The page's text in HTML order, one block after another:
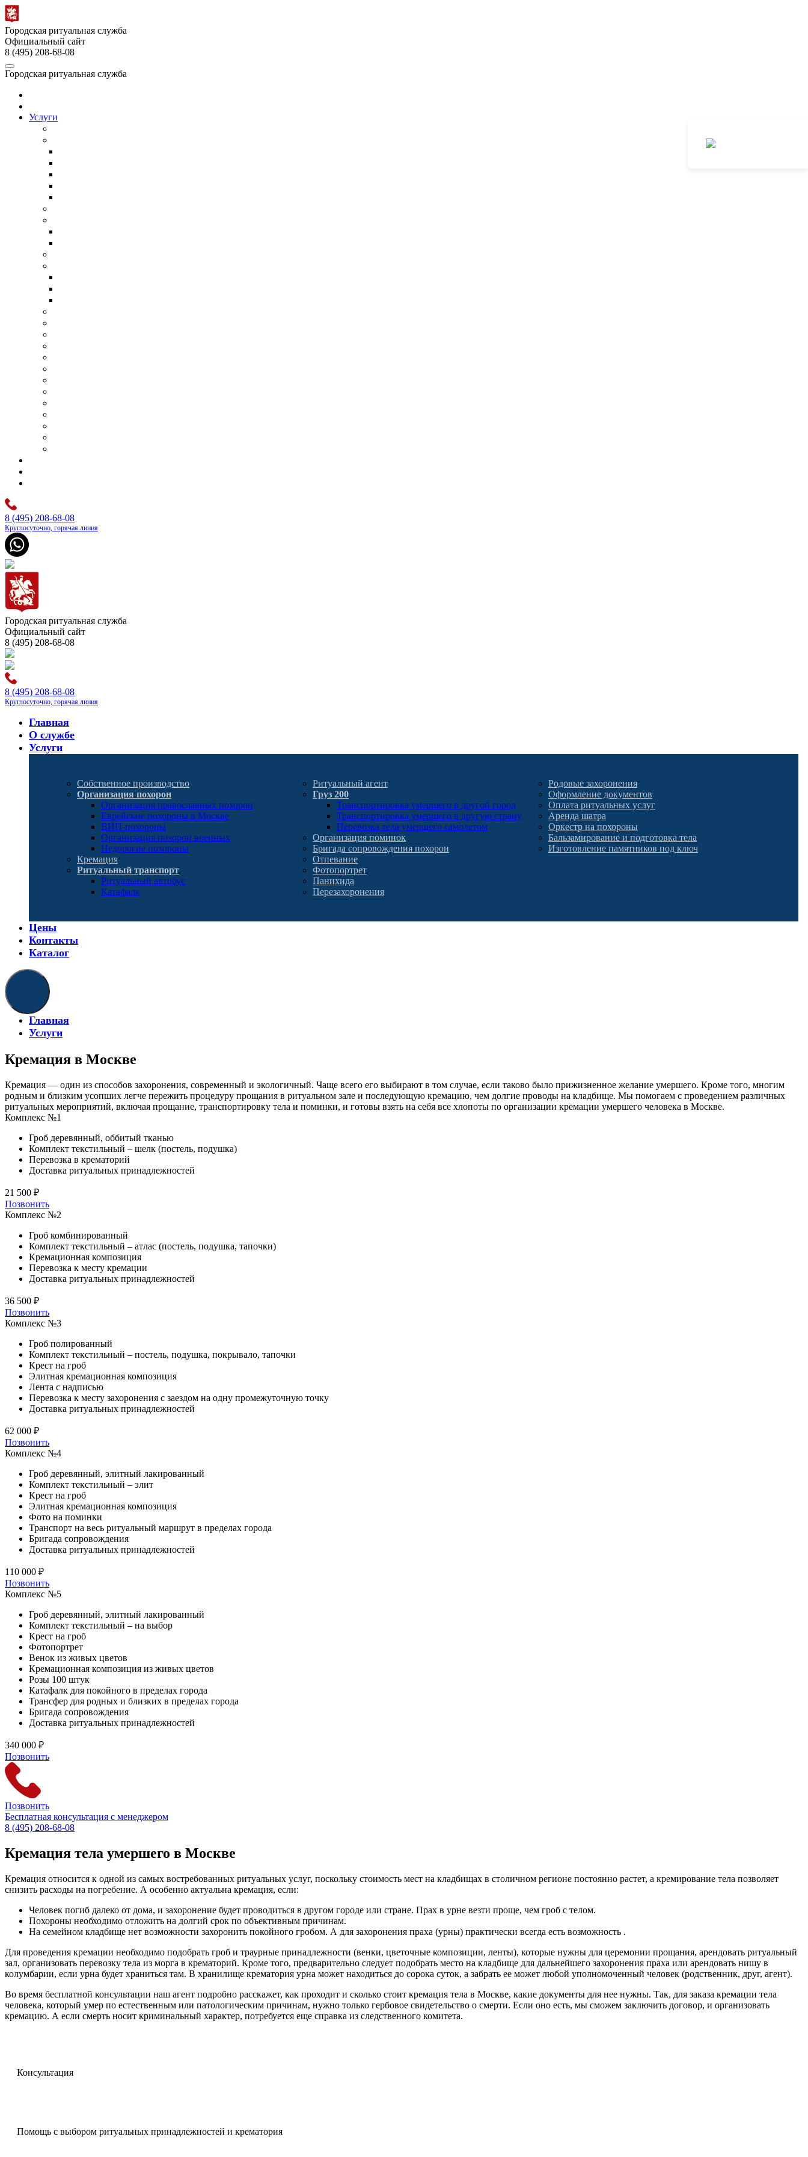
Городская ритуальная служба
Официальный сайт
8 (495) 208-68-08
Городская ритуальная служба
Услуги
8 (495) 208-68-08
Круглосуточно, горячая линия
Городская ритуальная служба
Официальный сайт
8 (495) 208-68-08
8 (495) 208-68-08
Круглосуточно, горячая линия
Главная
О службе
Услуги
Собственное производство
Организация похорон
Организация православных похорон
Еврейские похороны в Москве
ВИП-похороны
Организация похорон военных
Недорогие похороны
Кремация
Ритуальный транспорт
Ритуальный автобус
Катафалк
Ритуальный агент
Груз 200
Транспортировка умершего в другой город
Транспортировка умершего в другую страну
Перевозка тела умершего самолетом
Организация поминок
Бригада сопровождения похорон
Отпевание
Фотопортрет
Панихида
Перезахоронения
Родовые захоронения
Оформление документов
Оплата ритуальных услуг
Аренда шатра
Оркестр на похороны
Бальзамирование и подготовка тела
Изготовление памятников под ключ
Цены
Контакты
Каталог
Главная
Услуги
Кремация в Москве
Кремация — один из способов захоронения, современный и экологичный. Чаще всего его выбирают в том случае, если таково было прижизненное желание умершего. Кроме того, многим
родным и близким усопших легче пережить процедуру прощания в ритуальном зале и последующую кремацию, чем долгие проводы на кладбище. Мы помогаем с проведением различных
ритуальных мероприятий, включая прощание, транспортировку тела и поминки, и готовы взять на себя все хлопоты по организации кремации умершего человека в Москве.
Комплекс №1
Гроб деревянный, оббитый тканью
Комплект текстильный – шелк (постель, подушка)
Перевозка в крематорий
Доставка ритуальных принадлежностей
21 500 ₽
Позвонить
Комплекс №2
Гроб комбинированный
Комплект текстильный – атлас (постель, подушка, тапочки)
Кремационная композиция
Перевозка к месту кремации
Доставка ритуальных принадлежностей
36 500 ₽
Позвонить
Комплекс №3
Гроб полированный
Комплект текстильный – постель, подушка, покрывало, тапочки
Крест на гроб
Элитная кремационная композиция
Лента с надписью
Перевозка к месту захоронения с заездом на одну промежуточную точку
Доставка ритуальных принадлежностей
62 000 ₽
Позвонить
Комплекс №4
Гроб деревянный, элитный лакированный
Комплект текстильный – элит
Крест на гроб
Элитная кремационная композиция
Фото на поминки
Транспорт на весь ритуальный маршрут в пределах города
Бригада сопровождения
Доставка ритуальных принадлежностей
110 000 ₽
Позвонить
Комплекс №5
Гроб деревянный, элитный лакированный
Комплект текстильный – на выбор
Крест на гроб
Фотопортрет
Венок из живых цветов
Кремационная композиция из живых цветов
Розы 100 штук
Катафалк для покойного в пределах города
Трансфер для родных и близких в пределах города
Бригада сопровождения
Доставка ритуальных принадлежностей
340 000 ₽
Позвонить
Позвонить
Бесплатная консультация с менеджером
8 (495) 208-68-08
Кремация тела умершего в Москве
Кремация относится к одной из самых востребованных ритуальных услуг, поскольку стоимость мест на кладбищах в столичном регионе постоянно растет, а кремирование тела позволяет
снизить расходы на погребение. А особенно актуальна кремация, если:
Человек погиб далеко от дома, и захоронение будет проводиться в другом городе или стране. Прах в урне везти проще, чем гроб с телом.
Похороны необходимо отложить на долгий срок по объективным причинам.
На семейном кладбище нет возможности захоронить покойного гробом. А для захоронения праха (урны) практически всегда есть возможность .
Для проведения кремации необходимо подобрать гроб и траурные принадлежности (венки, цветочные композиции, ленты), которые нужны для церемонии прощания, арендовать ритуальный
зал, организовать перевозку тела из морга в крематорий. Кроме того, предварительно следует подобрать место на кладбище для дальнейшего захоронения праха или арендовать нишу в
колумбарии, если урна будет храниться там. В хранилище крематория урна может находиться до сорока суток, а забрать ее может любой уполномоченный человек (родственник, друг, агент).
Во время бесплатной консультации наш агент подробно расскажет, как проходит и сколько стоит кремация тела в Москве, какие документы для нее нужны. Так, для заказа кремации тела
человека, который умер по естественным или патологическим причинам, нужно только гербовое свидетельство о смерти. Если оно есть, мы сможем заключить договор, и организовать
кремацию. А если смерть носит криминальный характер, потребуется еще справка из следственного комитета.
Консультация
Помощь с выбором ритуальных принадлежностей и крематория